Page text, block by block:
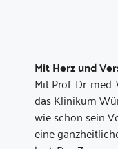
Mit Herz und
Mit Prof. Dr.
das Klinikum
wie schon sein
eine